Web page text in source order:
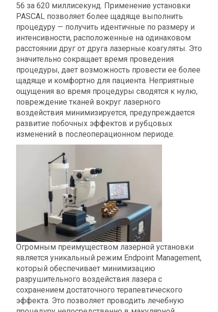
56 за 620 миллисекунд. Применение установки
PASCAL позволяет более щадяще выполнить
процедуру — получить идентичные по размеру и
интенсивности, расположенные на одинаковом
расстоянии друг от друга лазерные коагуляты. Это
значительно сокращает время проведения
процедуры, дает возможность провести ее более
щадяще и комфортно для пациента. Неприятные
ощущения во время процедуры сводятся к нулю,
повреждение тканей вокруг лазерного
воздействия минимизируется, предупреждается
развитие побочных эффектов и рубцовых
изменений в послеоперационном периоде.
Огромным преимуществом лазерной установки
является уникальный режим Endpoint Management,
который обеспечивает минимизацию
разрушительного воздействия лазера с
сохранением достаточного терапевтического
эффекта. Это позволяет проводить лечебную